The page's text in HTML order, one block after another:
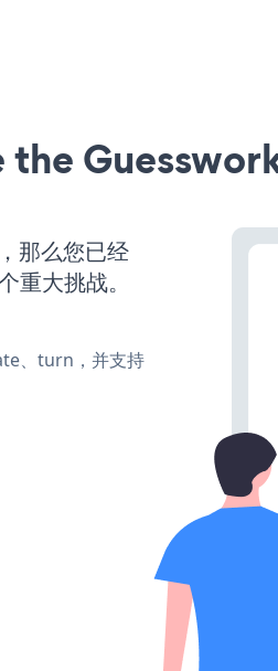
the
那么您已经
重大挑战。
、turn，并支持